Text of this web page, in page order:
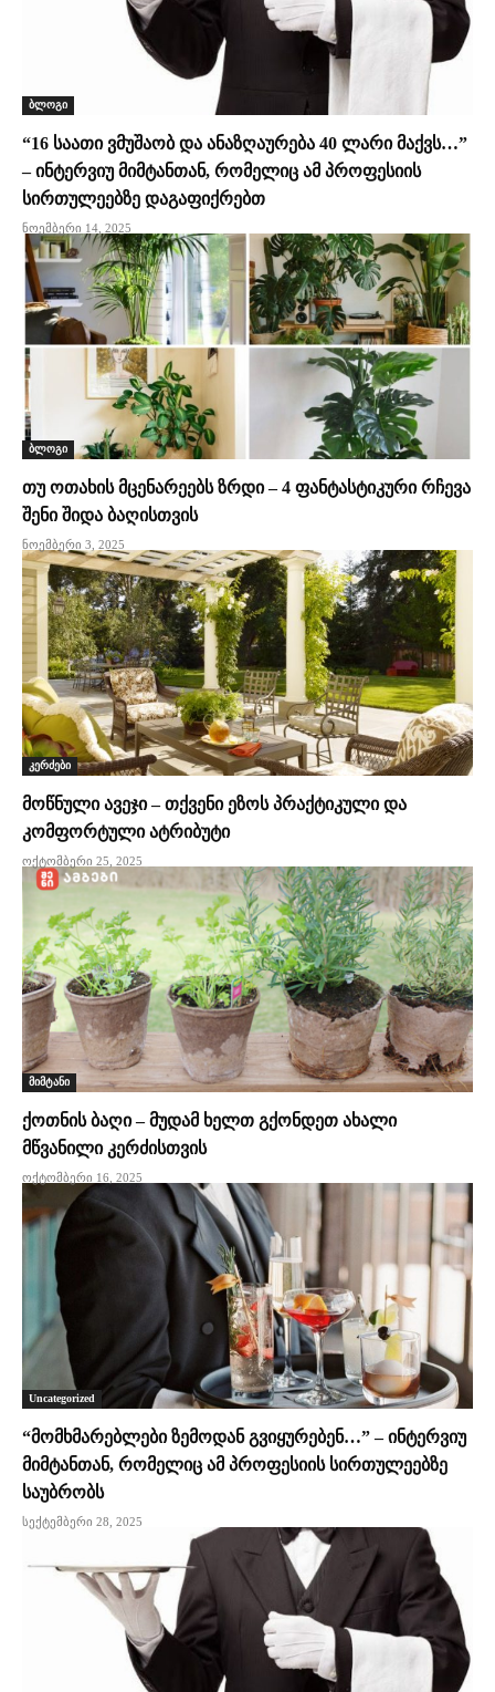
ბლოგი
“16 საათი ვმუშაობ და ანაზღაურება 40 ლარი მაქვს…”
– ინტერვიუ მიმტანთან, რომელიც ამ პროფესიის
სირთულეებზე დაგაფიქრებთ
ნოემბერი 14, 2025
ბლოგი
თუ ოთახის მცენარეებს ზრდი – 4 ფანტასტიკური რჩევა
შენი შიდა ბაღისთვის
ნოემბერი 3, 2025
კერძები
მოწნული ავეჯი – თქვენი ეზოს პრაქტიკული და
კომფორტული ატრიბუტი
ოქტომბერი 25, 2025
მიმტანი
ქოთნის ბაღი – მუდამ ხელთ გქონდეთ ახალი
მწვანილი კერძისთვის
ოქტომბერი 16, 2025
Uncategorized
“მომხმარებლები ზემოდან გვიყურებენ…” – ინტერვიუ
მიმტანთან, რომელიც ამ პროფესიის სირთულეებზე
საუბრობს
სექტემბერი 28, 2025